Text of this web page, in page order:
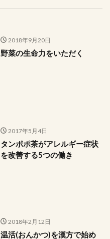
2018年9月20日
野菜の生命力をいただく
2017年5月4日
タンポポ茶がアレルギー症状
を改善する5つの働き
2018年2月12日
温活(おんかつ)を漢方で始め